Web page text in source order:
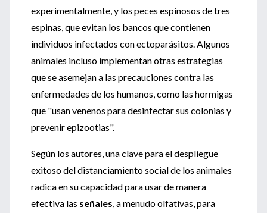
experimentalmente, y los peces espinosos de tres
espinas, que evitan los bancos que contienen
individuos infectados con ectoparásitos. Algunos
animales incluso implementan otras estrategias
que se asemejan a las precauciones contra las
enfermedades de los humanos, como las hormigas
que "usan venenos para desinfectar sus colonias y
prevenir epizootias".
Según los autores, una clave para el despliegue
exitoso del distanciamiento social de los animales
radica en su capacidad para usar de manera
efectiva las señales, a menudo olfativas, para